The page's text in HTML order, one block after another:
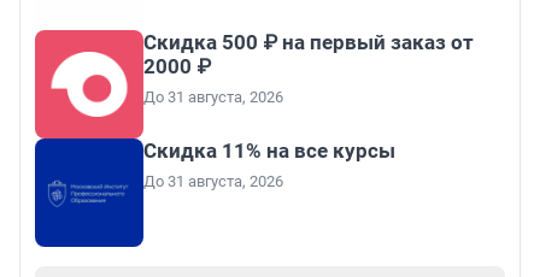
Скидка 500 ₽ на первый заказ от
2000 ₽
До 31 августа, 2026
Скидка 11% на все курсы
До 31 августа, 2026